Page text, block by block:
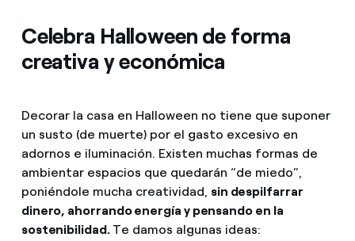
Celebra Halloween de forma
creativa y económica
Decorar la casa en Halloween no tiene que suponer
un susto (de muerte) por el gasto excesivo en
adornos e iluminación. Existen muchas formas de
ambientar espacios que quedarán “de miedo”,
poniéndole mucha creatividad, sin despilfarrar
dinero, ahorrando energía y pensando en la
sostenibilidad. Te damos algunas ideas: